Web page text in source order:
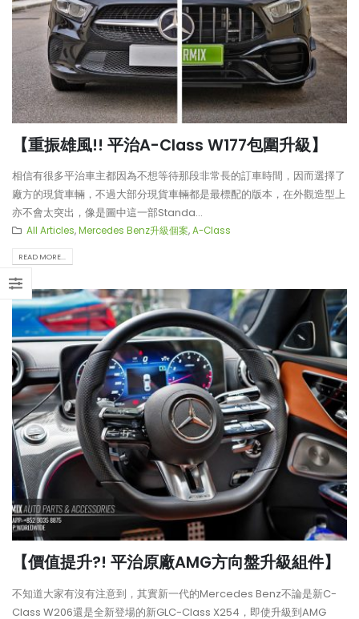
【重振雄風!! 平治A-Class W177包圍升級】
相信有很多平治車主都因為不想等待那段非常長的訂車時間，因而選擇了
廠方的現貨車輛，不過大部分現貨車輛都是最標配的版本，在外觀造型上
亦不會太突出，像是圖中這一部Standa...
All Articles,Mercedes Benz升級個案,A-Class
READ MORE...
【價值提升?! 平治原廠AMG方向盤升級組件】
不知道大家有沒有注意到，其實新一代的Mercedes Benz不論是新C-
Class W206還是全新登場的新GLC-Class X254，即使升級到AMG